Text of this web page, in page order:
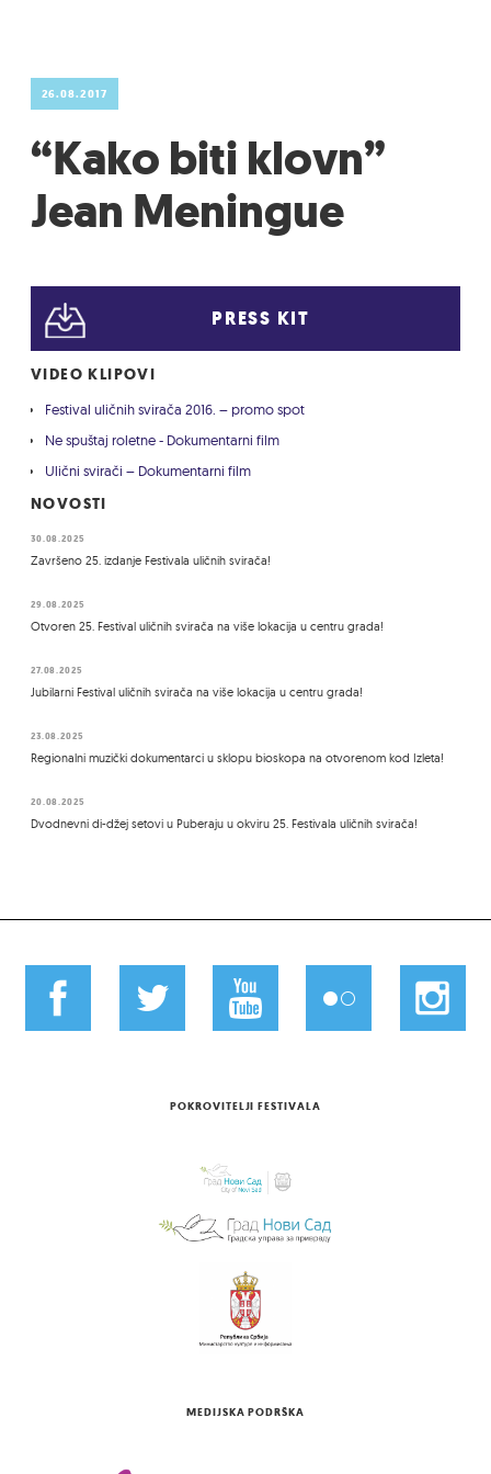
26.08.2017
“Kako biti klovn”
Jean Meningue
PRESS KIT
VIDEO KLIPOVI
Festival uličnih svirača 2016. – promo spot
Ne spuštaj roletne - Dokumentarni film
Ulični svirači – Dokumentarni film
NOVOSTI
30.08.2025
Završeno 25. izdanje Festivala uličnih svirača!
29.08.2025
Otvoren 25. Festival uličnih svirača na više lokacija u centru grada!
27.08.2025
Jubilarni Festival uličnih svirača na više lokacija u centru grada!
23.08.2025
Regionalni muzički dokumentarci u sklopu bioskopa na otvorenom kod Izleta!
20.08.2025
Dvodnevni di-džej setovi u Puberaju u okviru 25. Festivala uličnih svirača!
POKROVITELJI FESTIVALA
MEDIJSKA PODRŠKA